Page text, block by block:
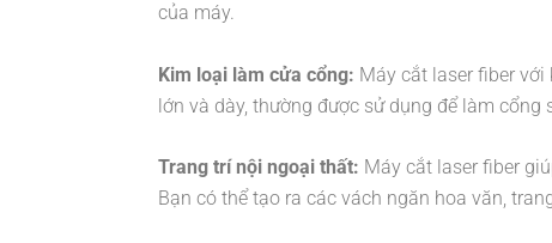
của máy.
Kim loại làm cửa cổng: Máy cắt laser fiber
lớn và dày, thường được sử dụng để làm cổng
Trang trí nội ngoại thất: Máy cắt laser fiber
Bạn có thể tạo ra các vách ngăn hoa văn,